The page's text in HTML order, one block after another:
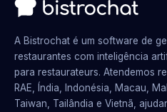
A Bistrochat é um software de
restaurantes com inteligência
para restaurateurs. Atendemos
RAE, Índia, Indonésia, Macau,
Taiwan, Tailândia e Vietnã,